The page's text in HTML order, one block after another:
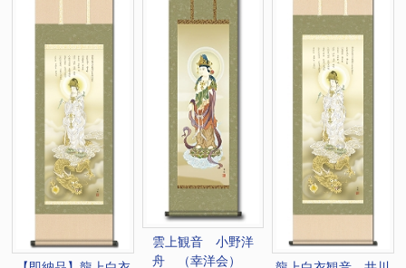
雲上観音 小野洋
舟 （幸洋会）